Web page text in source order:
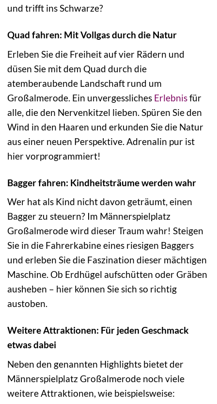
und trifft ins Schwarze?
Quad fahren: Mit Vollgas durch die Natur
Erleben Sie die Freiheit auf vier Rädern und
düsen Sie mit dem Quad durch die
atemberaubende Landschaft rund um
Großalmerode. Ein unvergessliches Erlebnisfür
alle, die den Nervenkitzel lieben. Spüren Sie den
Wind in den Haaren und erkunden Sie die Natur
aus einer neuen Perspektive. Adrenalin pur ist
hier vorprogrammiert!
Bagger fahren: Kindheitsträume werden wahr
Wer hat als Kind nicht davon geträumt, einen
Bagger zu steuern? Im Männerspielplatz
Großalmerode wird dieser Traum wahr! Steigen
Sie in die Fahrerkabine eines riesigen Baggers
und erleben Sie die Faszination dieser mächtigen
Maschine. Ob Erdhügel aufschütten oder Gräben
ausheben – hier können Sie sich so richtig
austoben.
Weitere Attraktionen: Für jeden Geschmack
etwas dabei
Neben den genannten Highlights bietet der
Männerspielplatz Großalmerode noch viele
weitere Attraktionen, wie beispielsweise: